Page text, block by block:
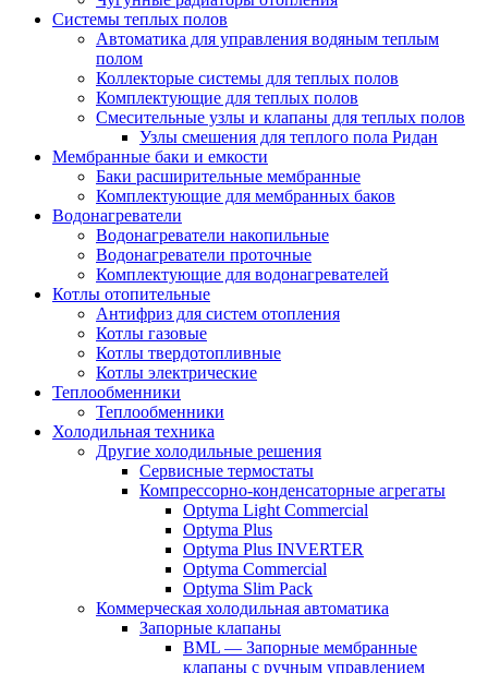
Системы теплых полов
Автоматика для управления водяным теплым
полом
Коллекторые системы для теплых полов
Комплектующие для теплых полов
Смесительные узлы и клапаны для теплых полов
Узлы смешения для теплого пола Ридан
Мембранные баки и емкости
Баки расширительные мембранные
Комплектующие для мембранных баков
Водонагреватели
Водонагреватели накопильные
Водонагреватели проточные
Комплектующие для водонагревателей
Котлы отопительные
Антифриз для систем отопления
Котлы газовые
Котлы твердотопливные
Котлы электрические
Теплообменники
Теплообменники
Холодильная техника
Другие холодильные решения
Сервисные термостаты
Компрессорно-конденсаторные агрегаты
Optyma Light Commercial
Optyma Plus
Optyma Plus INVERTER
Optyma Commercial
Optyma Slim Pack
Коммерческая холодильная автоматика
Запорные клапаны
BML — Запорные мембранные
клапаны с ручным управлением